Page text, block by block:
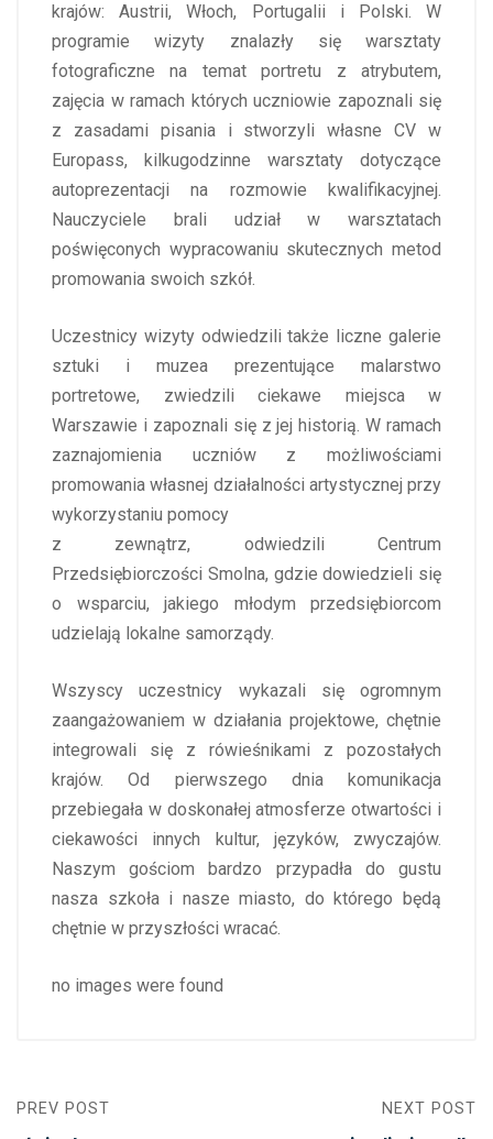
krajów: Austrii, Włoch, Portugalii i Polski. W
programie wizyty znalazły się warsztaty
fotograficzne na temat portretu z atrybutem,
zajęcia w ramach których uczniowie zapoznali się
z zasadami pisania i stworzyli własne CV w
Europass, kilkugodzinne warsztaty dotyczące
autoprezentacji na rozmowie kwalifikacyjnej.
Nauczyciele brali udział w warsztatach
poświęconych wypracowaniu skutecznych metod
promowania swoich szkół.
Uczestnicy wizyty odwiedzili także liczne galerie
sztuki i muzea prezentujące malarstwo
portretowe, zwiedzili ciekawe miejsca w
Warszawie i zapoznali się z jej historią. W ramach
zaznajomienia uczniów z możliwościami
promowania własnej działalności artystycznej przy
wykorzystaniu pomocy
z zewnątrz, odwiedzili Centrum
Przedsiębiorczości Smolna, gdzie dowiedzieli się
o wsparciu, jakiego młodym przedsiębiorcom
udzielają lokalne samorządy.
Wszyscy uczestnicy wykazali się ogromnym
zaangażowaniem w działania projektowe, chętnie
integrowali się z rówieśnikami z pozostałych
krajów. Od pierwszego dnia komunikacja
przebiegała w doskonałej atmosferze otwartości i
ciekawości innych kultur, języków, zwyczajów.
Naszym gościom bardzo przypadła do gustu
nasza szkoła i nasze miasto, do którego będą
chętnie w przyszłości wracać.
no images were found
PREV POST NEXT POST